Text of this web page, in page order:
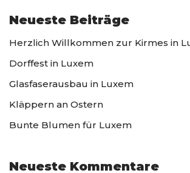
Neueste Beiträge
Herzlich Willkommen zur Kirmes in
Dorffest in Luxem
Glasfaserausbau in Luxem
Kläppern an Ostern
Bunte Blumen für Luxem
Neueste Kommentare